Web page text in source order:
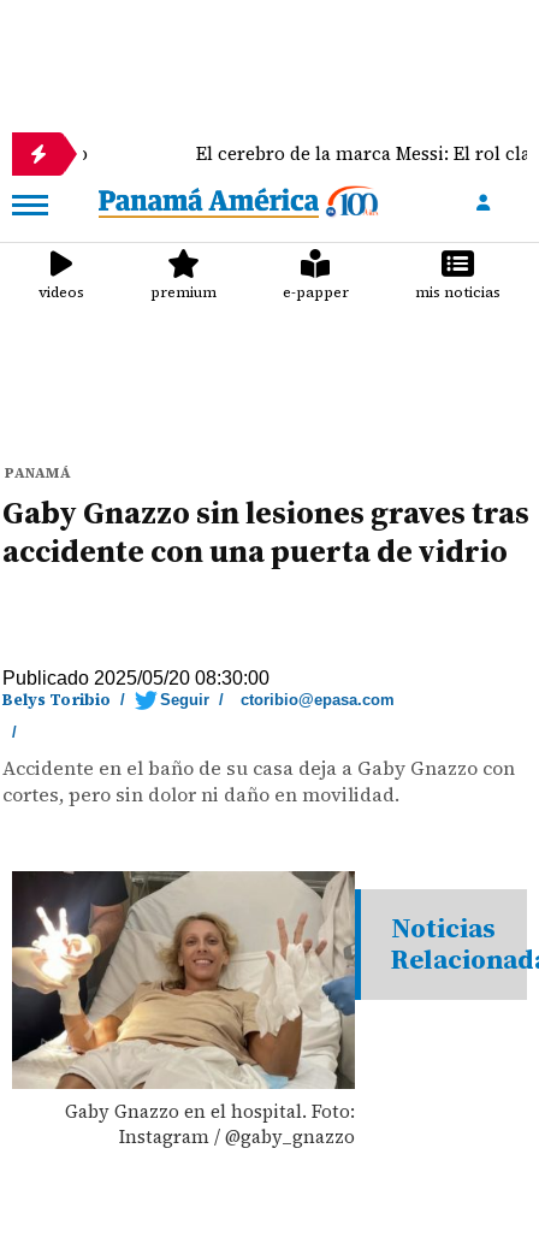
El cerebro de la marca Messi: El rol clave
videos premium e-papper mis noticias
PANAMÁ
Gaby Gnazzo sin lesiones graves tras
accidente con una puerta de vidrio
Publicado 2025/05/20 08:30:00
Belys Toribio / Seguir /
ctoribio@epasa.com
/
Accidente en el baño de su casa deja a Gaby Gnazzo con
cortes, pero sin dolor ni daño en movilidad.
Gaby Gnazzo en el hospital. Foto:
Instagram / @gaby_gnazzo
Noticias